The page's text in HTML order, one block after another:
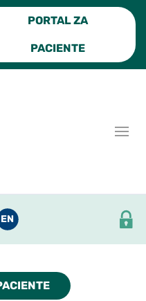
PORTAL ZA
PACIENTE
EN